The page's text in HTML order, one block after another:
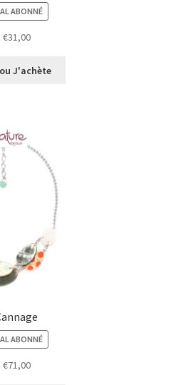
ABONNÉ
€31,00Plage
prix :
J'achète
ABONNÉ
€71,00Plage